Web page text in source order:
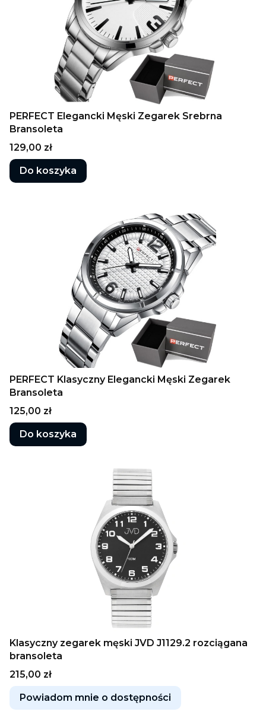
PERFECT Elegancki Męski Zegarek Srebrna
Bransoleta
Cena
129,00 zł
Do koszyka
PERFECT Klasyczny Elegancki Męski Zegarek
Bransoleta
Cena
125,00 zł
Do koszyka
Klasyczny zegarek męski JVD J1129.2 rozciągana
bransoleta
Cena
215,00 zł
Powiadom mnie o dostępności